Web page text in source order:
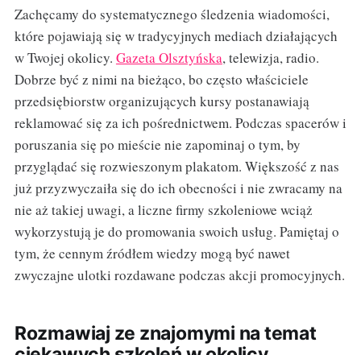
Zachęcamy do systematycznego śledzenia wiadomości,
które pojawiają się w tradycyjnych mediach działających
w Twojej okolicy. Gazeta Olsztyńska, telewizja, radio.
Dobrze być z nimi na bieżąco, bo często właściciele
przedsiębiorstw organizujących kursy postanawiają
reklamować się za ich pośrednictwem. Podczas spacerów i
poruszania się po mieście nie zapominaj o tym, by
przyglądać się rozwieszonym plakatom. Większość z nas
już przyzwyczaiła się do ich obecności i nie zwracamy na
nie aż takiej uwagi, a liczne firmy szkoleniowe wciąż
wykorzystują je do promowania swoich usług. Pamiętaj o
tym, że cennym źródłem wiedzy mogą być nawet
zwyczajne ulotki rozdawane podczas akcji promocyjnych.
Rozmawiaj ze znajomymi na temat